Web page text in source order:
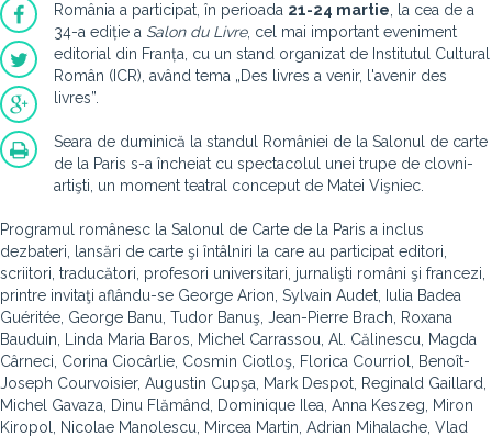
România a participat, în perioada 21-24 martie , la cea de a
34-a ediție a Salon du Livre, cel mai important eveniment
editorial din Franța, cu un stand organizat de Institutul Cultural
Român (ICR), având tema „Des livres a venir, l'avenir des
livres”.
Seara de duminică la standul României de la Salonul de carte
de la Paris s-a încheiat cu spectacolul unei trupe de clovni-
artişti, un moment teatral conceput de Matei Vişniec.
Programul românesc la Salonul de Carte de la Paris a inclus
dezbateri, lansări de carte şi întâlniri la care au participat editori,
scriitori, traducători, profesori universitari, jurnalişti români şi francezi,
printre invitaţi aflându-se George Arion, Sylvain Audet, Iulia Badea
Guéritée, George Banu, Tudor Banuş, Jean-Pierre Brach, Roxana
Bauduin, Linda Maria Baros, Michel Carrassou, Al. Călinescu, Magda
Cârneci, Corina Ciocârlie, Cosmin Ciotloş, Florica Courriol, Benoît-
Joseph Courvoisier, Augustin Cupşa, Mark Despot, Reginald Gaillard,
Michel Gavaza, Dinu Flămând, Dominique Ilea, Anna Keszeg, Miron
Kiropol, Nicolae Manolescu, Mircea Martin, Adrian Mihalache, Vlad